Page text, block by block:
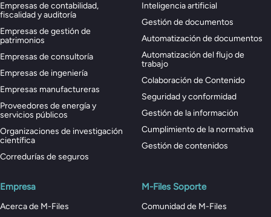
Empresas de contabilidad,
fiscalidad y auditoría
Empresas de gestión de
patrimonios
Empresas de consultoría
Empresas de ingeniería
Empresas manufactureras
Proveedores de energía y
servicios públicos
Organizaciones de investigación
científica
Corredurías de seguros
Inteligencia artificial
Gestión de documentos
Automatización de documentos
Automatización del flujo de
trabajo
Colaboración de Contenido
Seguridad y conformidad
Gestión de la información
Cumplimiento de la normativa
Gestión de contenidos
Empresa
Acerca de M-Files
M-Files Soporte
Comunidad de M-Files